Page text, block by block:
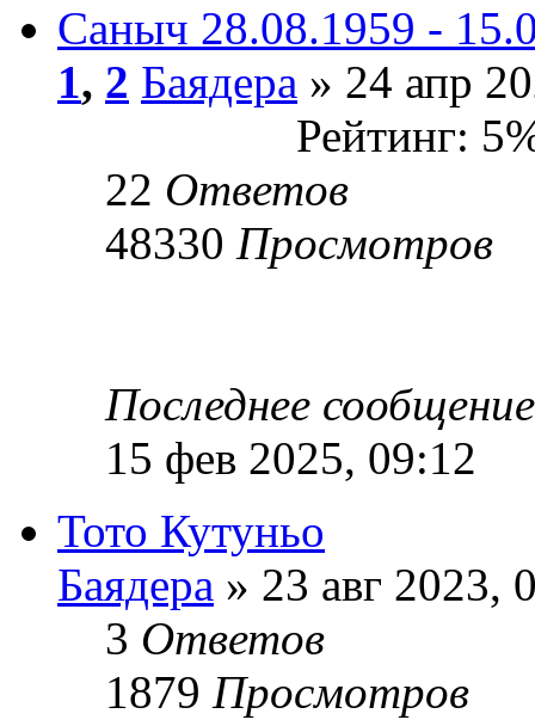
Саныч 28.08.1959 -
1, 2 Баядера » 24 апр
Рейтинг:
22 Ответов
48330 Просмотров
Последнее
15 фев 2025, 09:12
Тото Кутуньо
Баядера » 23 авг 2023,
3 Ответов
1879 Просмотров